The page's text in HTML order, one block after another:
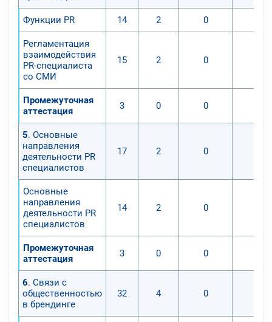
Функции PR 14 2 0
Регламентация
взаимодействия
PR-специалиста
со СМИ
15 2 0
Промежуточная
аттестация
3 0 0
5. Основные
направления
деятельности PR
специалистов
17 2 0
Основные
направления
деятельности PR
специалистов
14 2 0
Промежуточная
аттестация
3 0 0
6. Связи с
общественностью
в брендинге
32 4 0